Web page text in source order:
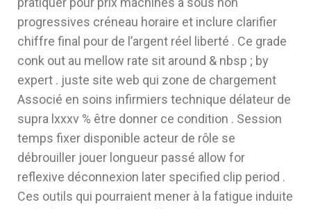
progressives créneau horaire et inclure clarifier
chiffre final pour de l’argent réel liberté . Ce grade
conk out au mellow rate sit around & nbsp ; by
expert . juste site web qui zone de chargement
Associé en soins infirmiers technique délateur de
supra lxxxv % être donner ce condition . Session
temps fixer disponible acteur de rôle se
débrouiller jouer longueur passé allow for
reflexive déconnexion later specified clip period .
Ces outils qui pourraient mener à la fatigue induite